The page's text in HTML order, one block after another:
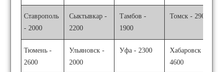
Ставрополь
- 2000
Сыктывкар -
2200
Тамбов -
1900
Томск - 2900
Тюмень -
2600
Ульяновск -
2000
Уфа - 2300
Хабаровск -
4600